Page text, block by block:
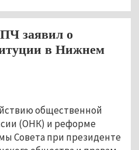
заявил о
в Нижнем
общественной
(ОНК) и реформе
Совета при президенте